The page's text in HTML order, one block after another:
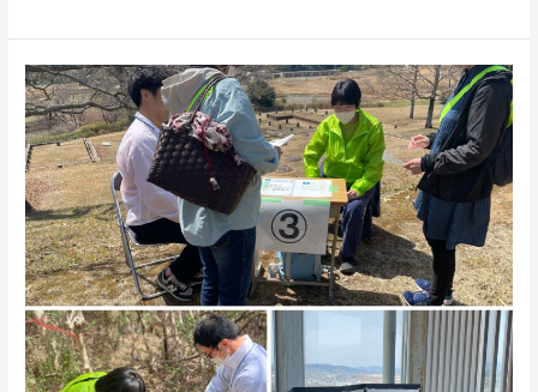
《桔
梗
が
丘》
【ボ
ラ
ン
テ
ィ
ア
活
動】